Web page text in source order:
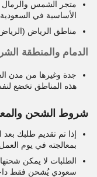
متجر الشمس
الأساسية في
مناطق الرياض
الدمام والمنطقة
جدة وغيرها من مدن
هذه المناطق تخضع لنفس
شروط الشحن
بمعالجته في يوم العمل
الطلبات لا يمكن
سعودي يُشحن فقط داخل